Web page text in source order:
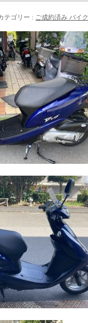
テゴリー : ご成約済み バイク